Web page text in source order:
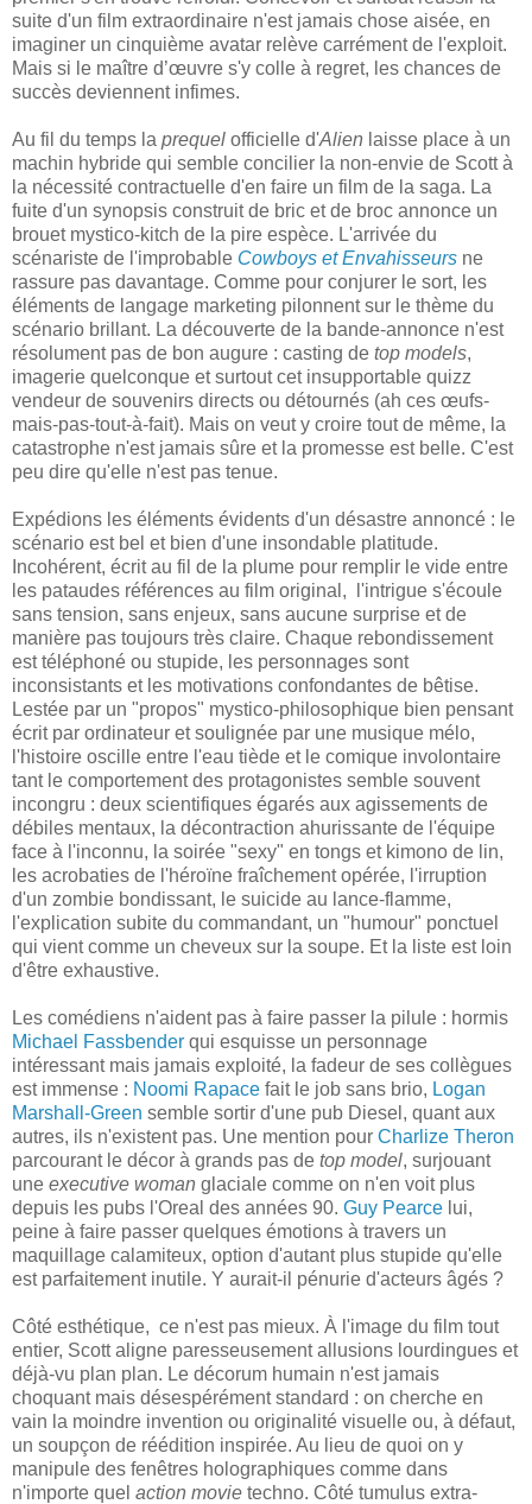
suite d'un film extraordinaire n'est jamais chose aisée, en
imaginer un cinquième avatar relève carrément de l'exploit.
Mais si le maître d’œuvre s'y colle à regret, les chances de
succès deviennent infimes.
Au fil du temps la prequel officielle d'Alien laisse place à un
machin hybride qui semble concilier la non-envie de Scott à
la nécessité contractuelle d'en faire un film de la saga. La
fuite d'un synopsis construit de bric et de broc annonce un
brouet mystico-kitch de la pire espèce. L'arrivée du
scénariste de l'improbable Cowboys et Envahisseurs ne
rassure pas davantage. Comme pour conjurer le sort, les
éléments de langage marketing pilonnent sur le thème du
scénario brillant. La découverte de la bande-annonce n'est
résolument pas de bon augure : casting de top models,
imagerie quelconque et surtout cet insupportable quizz
vendeur de souvenirs directs ou détournés (ah ces œufs-
mais-pas-tout-à-fait). Mais on veut y croire tout de même, la
catastrophe n'est jamais sûre et la promesse est belle. C'est
peu dire qu'elle n'est pas tenue.
Expédions les éléments évidents d'un désastre annoncé : le
scénario est bel et bien d'une insondable platitude.
Incohérent, écrit au fil de la plume pour remplir le vide entre
les pataudes références au film original, l'intrigue s'écoule
sans tension, sans enjeux, sans aucune surprise et de
manière pas toujours très claire. Chaque rebondissement
est téléphoné ou stupide, les personnages sont
inconsistants et les motivations confondantes de bêtise.
Lestée par un "propos" mystico-philosophique bien pensant
écrit par ordinateur et soulignée par une musique mélo,
l'histoire oscille entre l'eau tiède et le comique involontaire
tant le comportement des protagonistes semble souvent
incongru : deux scientifiques égarés aux agissements de
débiles mentaux, la décontraction ahurissante de l'équipe
face à l'inconnu, la soirée "sexy" en tongs et kimono de lin,
les acrobaties de l'héroïne fraîchement opérée, l'irruption
d'un zombie bondissant, le suicide au lance-flamme,
l'explication subite du commandant, un "humour" ponctuel
qui vient comme un cheveux sur la soupe. Et la liste est loin
d'être exhaustive.
Les comédiens n'aident pas à faire passer la pilule : hormis
Michael Fassbender qui esquisse un personnage
intéressant mais jamais exploité, la fadeur de ses collègues
est immense : Noomi Rapace fait le job sans brio, Logan
Marshall-Green semble sortir d'une pub Diesel, quant aux
autres, ils n'existent pas. Une mention pour Charlize Theron
parcourant le décor à grands pas de top model, surjouant
une executive woman glaciale comme on n'en voit plus
depuis les pubs l'Oreal des années 90. Guy Pearce lui,
peine à faire passer quelques émotions à travers un
maquillage calamiteux, option d'autant plus stupide qu'elle
est parfaitement inutile. Y aurait-il pénurie d'acteurs âgés ?
Côté esthétique, ce n'est pas mieux. À l'image du film tout
entier, Scott aligne paresseusement allusions lourdingues et
déjà-vu plan plan. Le décorum humain n'est jamais
choquant mais désespérément standard : on cherche en
vain la moindre invention ou originalité visuelle ou, à défaut,
un soupçon de réédition inspirée. Au lieu de quoi on y
manipule des fenêtres holographiques comme dans
n'importe quel action movie techno. Côté tumulus extra-